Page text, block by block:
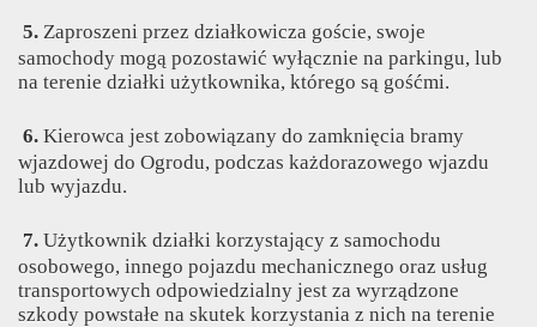
5. Zaproszeni przez działkowicza goście, swoje
samochody mogą pozostawić wyłącznie na parkingu, lub
na terenie działki użytkownika, którego są gośćmi.
6. Kierowca jest zobowiązany do zamknięcia bramy
wjazdowej do Ogrodu, podczas każdorazowego wjazdu
lub wyjazdu.
7. Użytkownik działki korzystający z samochodu
osobowego, innego pojazdu mechanicznego oraz usług
transportowych odpowiedzialny jest za wyrządzone
szkody powstałe na skutek korzystania z nich na terenie